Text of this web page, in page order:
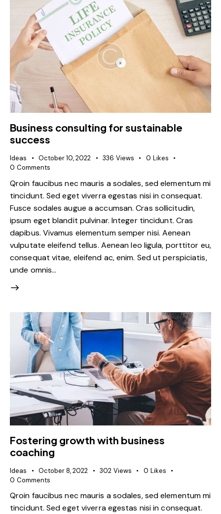
Business consulting for sustainable
success
Ideas October 10, 2022 336 Views 0 Likes
0 Comments
Qroin faucibus nec mauris a sodales, sed elementum mi
tincidunt. Sed eget viverra egestas nisi in consequat.
Fusce sodales augue a accumsan. Cras sollicitudin,
ipsum eget blandit pulvinar. Integer tincidunt. Cras
dapibus. Vivamus elementum semper nisi. Aenean
vulputate eleifend tellus. Aenean leo ligula, porttitor eu,
consequat vitae, eleifend ac, enim. Sed ut perspiciatis,
unde omnis…
Fostering growth with business
coaching
Ideas October 8, 2022 302 Views 0 Likes
0 Comments
Qroin faucibus nec mauris a sodales, sed elementum mi
tincidunt. Sed eget viverra egestas nisi in consequat.